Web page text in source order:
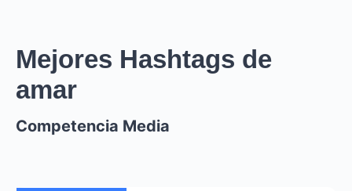
Mejores Hashtags de
amar
Competencia Media